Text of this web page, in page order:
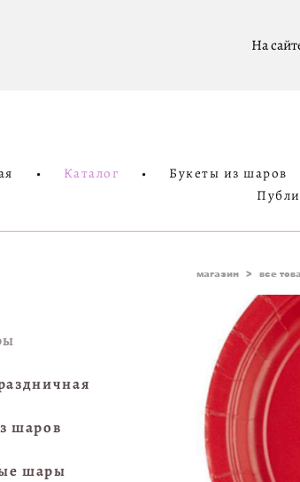
На
• Каталог • Букеты из шаров
шаров
шары
магазин > все